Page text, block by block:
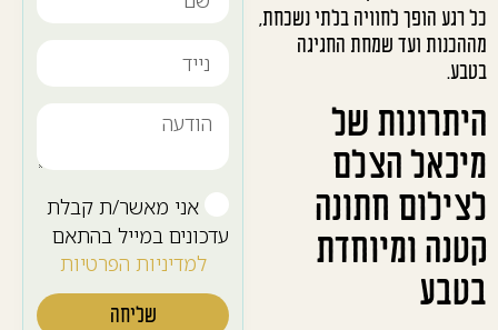
כל רגע הופך לחוויה בלתי נשכחת,
מההכנות ועד שמחת החגיגה
בטבע.
היתרונות של
מיכאל הצלם
לצילום חתונה
קטנה ומיוחדת
בטבע
אני מאשר/ת קבלת
עדכונים במייל בהתאם
למדיניות הפרטיות
שליחה